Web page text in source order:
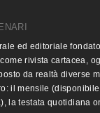
ed editoriale
rivista cartacea,
da realtà diverse
il mensile (disponibile
la testata quotidiana